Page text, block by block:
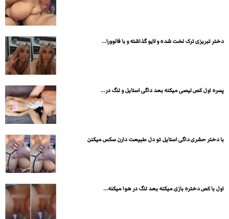
دختر تبریزی ترک لخت شده و لایو گذاشته و با فالوورا...
پسره اول کص لیصی میکنه بعد داگی استایل و لنگ در...
با دختر حشری داگی استایل تو دل طبیعت دارن سکس میکنن
اول با کص دختره بازی میکنه بعد لنگ در هوا میکنه...